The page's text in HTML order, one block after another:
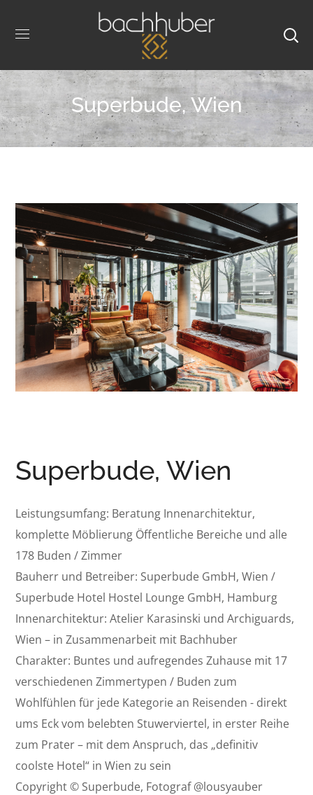
Superbude, Wien
Superbude, Wien
Leistungsumfang: Beratung Innenarchitektur,
komplette Möblierung Öffentliche Bereiche und alle
178 Buden / Zimmer
Bauherr und Betreiber: Superbude GmbH, Wien /
Superbude Hotel Hostel Lounge GmbH, Hamburg
Innenarchitektur: Atelier Karasinski und Archiguards,
Wien – in Zusammenarbeit mit Bachhuber
Charakter: Buntes und aufregendes Zuhause mit 17
verschiedenen Zimmertypen / Buden zum
Wohlfühlen für jede Kategorie an Reisenden - direkt
ums Eck vom belebten Stuwerviertel, in erster Reihe
zum Prater – mit dem Anspruch, das „definitiv
coolste Hotel“ in Wien zu sein
Copyright © Superbude, Fotograf @lousyauber